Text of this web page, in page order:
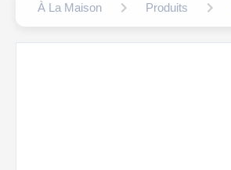
À La Maison Produits